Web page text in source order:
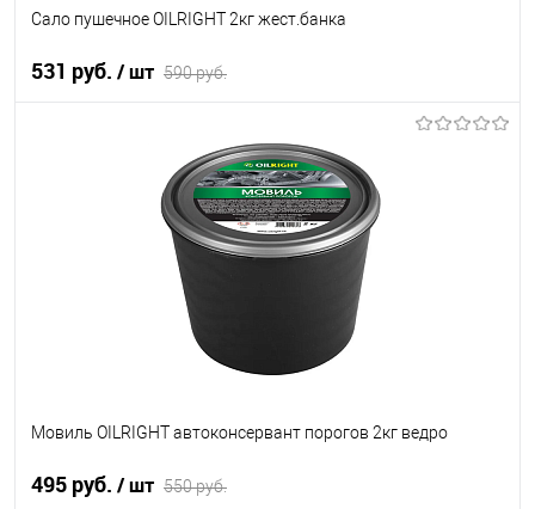
Сало пушечное OILRIGHT 2кг жест.банка
531 руб. / шт 590 руб.
В корзину
В наличии
Мовиль OILRIGHT автоконсервант порогов 2кг ведро
495 руб. / шт 550 руб.